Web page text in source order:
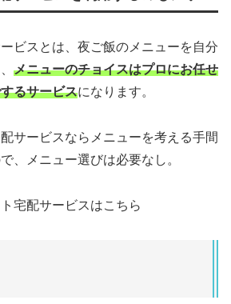
ビスとは、夜ご飯のメニューを自分
メニューのチョイスはプロにお任せ
るサービスになります。
サービスならメニューを考える手間
、メニュー選びは必要なし。
宅配サービスはこちら